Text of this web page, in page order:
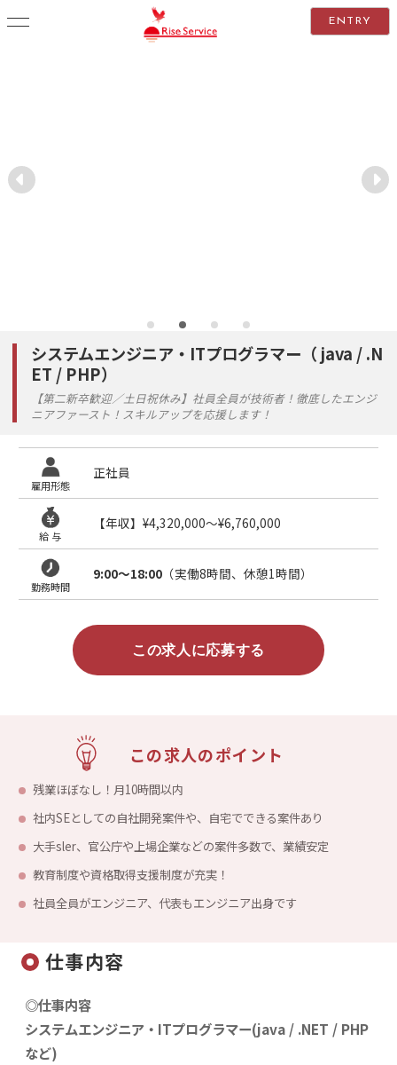
ENTRY
システムエンジニア・ITプログラマー（ java / .N
ET / PHP）
【第二新卒歓迎／土日祝休み】社員全員が技術者！徹底したエンジ
ニアファースト！スキルアップを応援します！
雇用形態
正社員
給 与
【年収】¥4,320,000〜¥6,760,000
勤務時間
9:00～18:00 （実働8時間、休憩1時間）
この求人に応募する
この求人のポイント
残業ほぼなし！月10時間以内
社内SEとしての自社開発案件や、自宅でできる案件あり
大手sler、官公庁や上場企業などの案件多数で、業績安定
教育制度や資格取得支援制度が充実！
社員全員がエンジニア、代表もエンジニア出身です
仕事内容
◎仕事内容
システムエンジニア・ITプログラマー(java / .NET / PHP
など)